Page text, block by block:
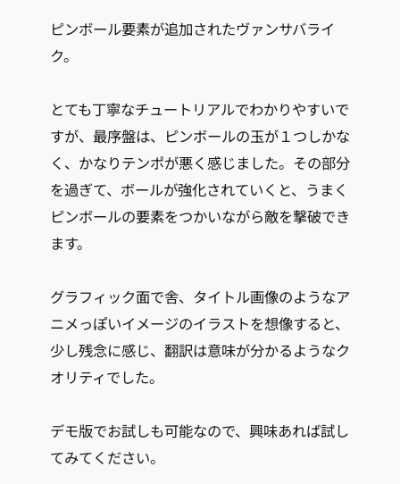
ピンボール要素が追加されたヴァンサバライ
ク。
とても丁寧なチュートリアルでわかりやすいで
すが、最序盤は、ピンボールの玉が１つしかな
く、かなりテンポが悪く感じました。その部分
を過ぎて、ボールが強化されていくと、うまく
ピンボールの要素をつかいながら敵を撃破でき
ます。
グラフィック面で舎、タイトル画像のようなア
ニメっぽいイメージのイラストを想像すると、
少し残念に感じ、翻訳は意味が分かるようなク
オリティでした。
デモ版でお試しも可能なので、興味あれば試し
てみてください。